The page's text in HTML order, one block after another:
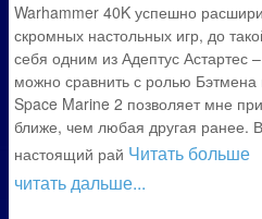
Warhammer 40K успешно
скромных настольных игр, до
себя одним из Адептус Астартес
можно сравнить с ролью
Space Marine 2 позволяет мне
ближе, чем любая другая ранее.
настоящий рай Читать больше
читать дальше...